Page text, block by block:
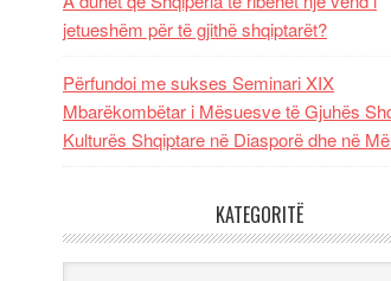
jetueshëm për të gjithë shqiptarët?
Përfundoi me sukses Seminari XIX
Mbarëkombëtar i Mësuesve të Gjuhës
Kulturës Shqiptare në Diasporë dhe në
KATEGORITË